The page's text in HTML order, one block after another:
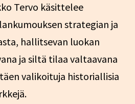
Tervo käsittelee
strategian ja
hallitsevan luokan
ja siltä tilaa valtaavana
valikoituja historiallisia